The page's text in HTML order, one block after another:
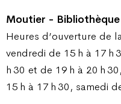
Moutier - Bibliothèque
Heures d’ouverture de
vendredi de 15 h à 17 h
h 30 et de 19 h à 20 h
15 h à 17 h 30, samedi